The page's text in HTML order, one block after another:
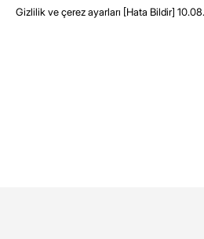
Gizlilik ve çerez ayarları [Hata Bildir]